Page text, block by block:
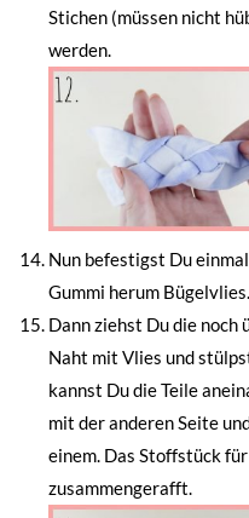
Stichen (müssen nicht
werden.
Nun befestigst Du
Gummi herum Bügelvlies.
Dann ziehst Du die noch
Naht mit Vlies und
kannst Du die Teile
mit der anderen Seite
einem. Das Stoffstück
zusammengerafft.